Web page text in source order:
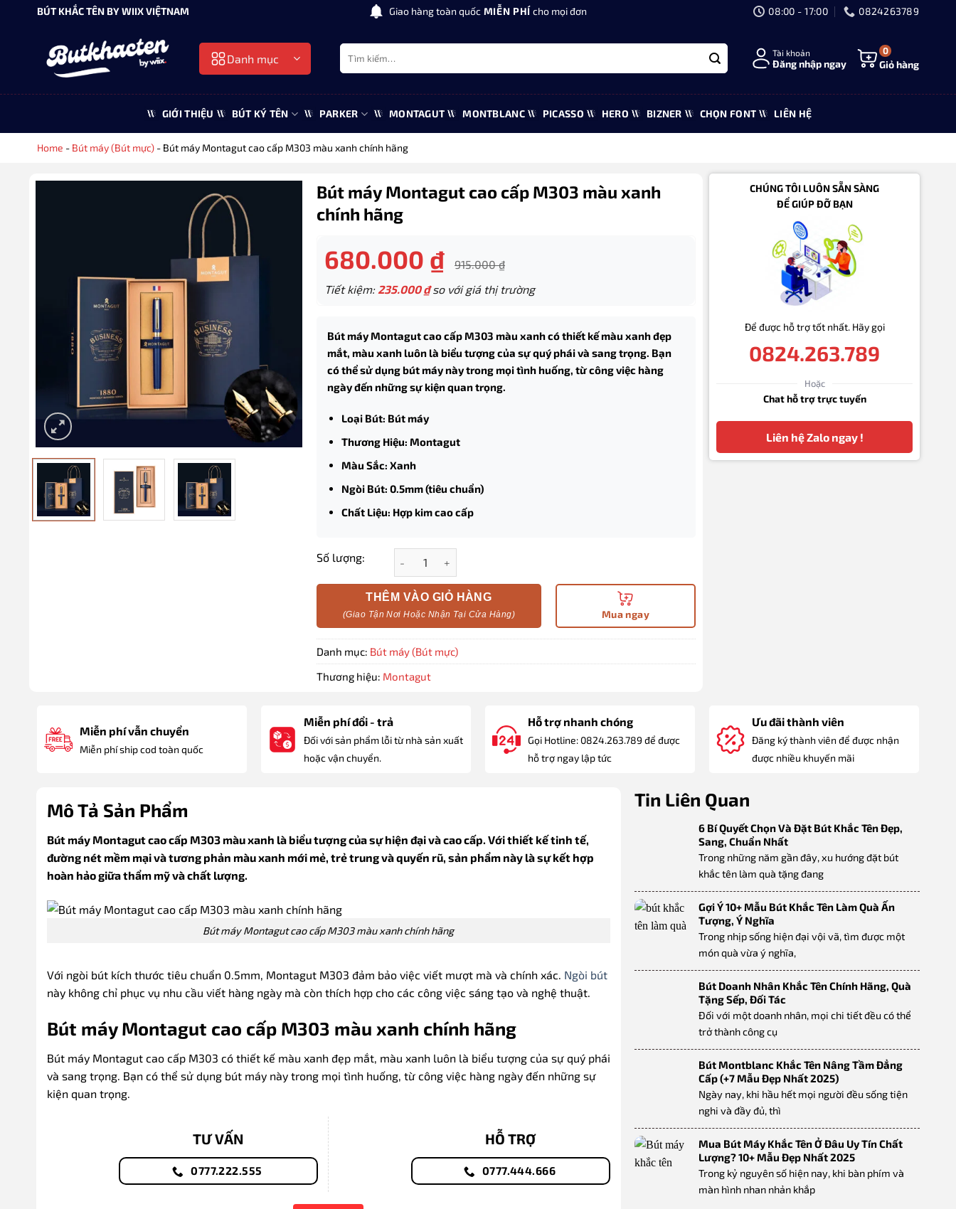
BÚT KHẮC TÊN BY WIIX VIỆTNAM Giao hàng toàn quốc MIỄN PHÍcho mọi đơn 08:00 - 17:00 0824263789
Danh mục
Tìm
kiếm:
Tài khoản
Đăng nhập ngay
0
Giỏ hàng
GIỚI THIỆU BÚT KÝ TÊN PARKER MONTAGUT MONTBLANC PICASSO HERO BIZNER CHỌN FONT LIÊN HỆ
Home - Bút máy (Bút mực) - Bút máy Montagut cao cấp M303 màu xanh chính hãng
Bút máy Montagut cao cấp M303 màu xanh
chính hãng
680.000 ₫ 915.000₫
Tiết kiệm: 235.000₫so với giá thị trường
Bút máy Montagut cao cấp M303 màu xanh có thiết kế màu xanh đẹp
mắt, màu xanh luôn là biểu tượng của sự quý phái và sang trọng. Bạn
có thể sử dụng bút máy này trong mọi tình huống, từ công việc hàng
ngày đến những sự kiện quan trọng.
Loại Bút: Bút máy
Thương Hiệu: Montagut
Màu Sắc: Xanh
Ngòi Bút: 0.5mm (tiêu chuẩn)
Chất Liệu: Hợp kim cao cấp
Số lượng:
THÊM VÀO GIỎ HÀNG
Mua ngay
Danh mục: Bút máy (Bút mực)
Thương hiệu: Montagut
CHÚNG TÔI LUÔN SẴN SÀNG
ĐỂ GIÚP ĐỠ BẠN
Để được hỗ trợ tốt nhất. Hãy gọi
0824.263.789
Hoặc
Chat hỗ trợ trực tuyến
Liên hệ Zalo ngay !
Miễn phí vẫn chuyển
Miễn phí ship cod toàn quốc
Miễn phí đổi - trả
Đối với sản phẩm lỗi từ nhà sản xuất
hoặc vận chuyển.
Hỗ trợ nhanh chóng
Gọi Hotline: 0824.263.789 để được
hỗ trợ ngay lập tức
Ưu đãi thành viên
Đăng ký thành viên để được nhận
được nhiều khuyến mãi
Mô Tả Sản Phẩm
Bút máy Montagut cao cấp M303 màu xanh là biểu tượng của sự hiện đại và cao cấp. Với thiết kế tinh tế,
đường nét mềm mại và tương phản màu xanh mới mẻ, trẻ trung và quyến rũ, sản phẩm này là sự kết hợp
hoàn hảo giữa thẩm mỹ và chất lượng.
Bút máy Montagut cao cấp M303 màu xanh chính hãng
Với ngòi bút kích thước tiêu chuẩn 0.5mm, Montagut M303 đảm bảo việc viết mượt mà và chính xác. Ngòi bút
này không chỉ phục vụ nhu cầu viết hàng ngày mà còn thích hợp cho các công việc sáng tạo và nghệ thuật.
Bút máy Montagut cao cấp M303 màu xanh chính hãng
Bút máy Montagut cao cấp M303 có thiết kế màu xanh đẹp mắt, màu xanh luôn là biểu tượng của sự quý phái
và sang trọng. Bạn có thể sử dụng bút máy này trong mọi tình huống, từ công việc hàng ngày đến những sự
kiện quan trọng.
TƯ VẤN
0777.222.555
HỖ TRỢ
0777.444.666
Tin Liên Quan
6 Bí Quyết Chọn Và Đặt Bút Khắc Tên Đẹp,
Sang, Chuẩn Nhất
Trong những năm gần đây, xu hướng đặt bút
khắc tên làm quà tặng đang
Gợi Ý 10+ Mẫu Bút Khắc Tên Làm Quà Ấn
Tượng, Ý Nghĩa
Trong nhịp sống hiện đại vội vã, tìm được một
món quà vừa ý nghĩa,
Bút Doanh Nhân Khắc Tên Chính Hãng, Quà
Tặng Sếp, Đối Tác
Đối với một doanh nhân, mọi chi tiết đều có thể
trở thành công cụ
Bút Montblanc Khắc Tên Nâng Tầm Đẳng
Cấp (+7 Mẫu Đẹp Nhất 2025)
Ngày nay, khi hầu hết mọi người đều sống tiện
nghi và đầy đủ, thì
Mua Bút Máy Khắc Tên Ở Đâu Uy Tín Chất
Lượng? 10+ Mẫu Đẹp Nhất 2025
Trong kỷ nguyên số hiện nay, khi bàn phím và
màn hình nhan nhản khắp